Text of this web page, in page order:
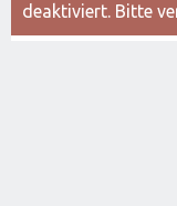
deaktiviert. Bitte